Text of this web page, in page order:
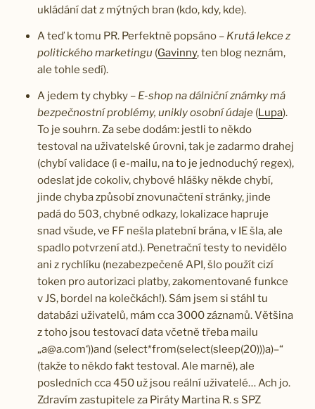
ukládání dat z mýtných bran (kdo, kdy, kde).
A teď k tomu PR. Perfektně popsáno – Krutá lekce z
politického marketingu (Gavinny, ten blog neznám,
ale tohle sedí).
A jedem ty chybky – E-shop na dálniční známky má
bezpečnostní problémy, unikly osobní údaje(Lupa).
To je souhrn. Za sebe dodám: jestli to někdo
testoval na uživatelské úrovni, tak je zadarmo drahej
(chybí validace (i e-mailu, na to je jednoduchý regex),
odeslat jde cokoliv, chybové hlášky někde chybí,
jinde chyba způsobí znovunačtení stránky, jinde
padá do 503, chybné odkazy, lokalizace hapruje
snad všude, ve FF nešla platební brána, v IE šla, ale
spadlo potvrzení atd.). Penetrační testy to nevidělo
ani z rychlíku (nezabezpečené API, šlo použít cizí
token pro autorizaci platby, zakomentované funkce
v JS, bordel na kolečkách!). Sám jsem si stáhl tu
databázi uživatelů, mám cca 3000 záznamů. Většina
z toho jsou testovací data včetně třeba mailu
„a@a.com‘))and (select*from(select(sleep(20)))a)–“
(takže to někdo fakt testoval. Ale marně), ale
posledních cca 450 už jsou reální uživatelé… Ach jo.
Zdravím zastupitele za Piráty Martina R. s SPZ